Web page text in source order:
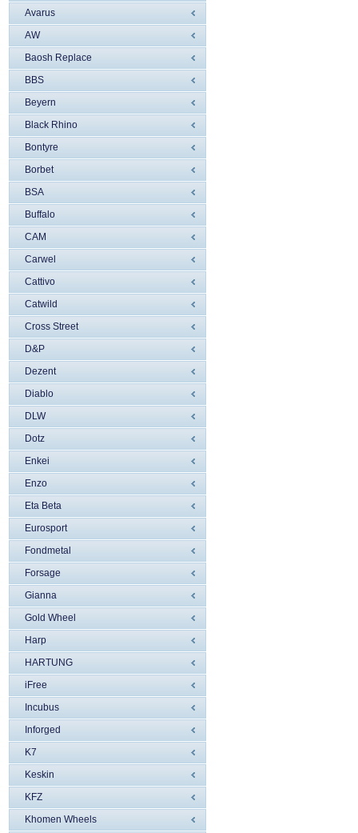
Avarus
AW
Baosh Replace
BBS
Beyern
Black Rhino
Bontyre
Borbet
BSA
Buffalo
CAM
Carwel
Cattivo
Catwild
Cross Street
D&P
Dezent
Diablo
DLW
Dotz
Enkei
Enzo
Eta Beta
Eurosport
Fondmetal
Forsage
Gianna
Gold Wheel
Harp
HARTUNG
iFree
Incubus
Inforged
K7
Keskin
KFZ
Khomen Wheels